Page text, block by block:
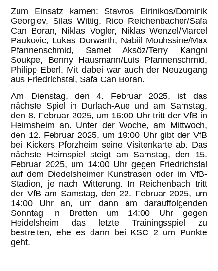
Zum Einsatz kamen: Stavros Eirinikos/Dominik
Georgiev, Silas Wittig, Rico Reichenbacher/Safa
Can Boran, Niklas Vogler, Niklas Wenzel/Marcel
Paukovic, Lukas Dorwarth, Nabiil Mouhssine/Max
Pfannenschmid, Samet Aksöz/Terry Kangni
Soukpe, Benny Hausmann/Luis Pfannenschmid,
Philipp Eberl. Mit dabei war auch der Neuzugang
aus Friedrichstal, Safa Can Boran.
Am Dienstag, den 4. Februar 2025, ist das
nächste Spiel in Durlach-Aue und am Samstag,
den 8. Februar 2025, um 16:00 Uhr tritt der VfB in
Heimsheim an. Unter der Woche, am Mittwoch,
den 12. Februar 2025, um 19:00 Uhr gibt der VfB
bei Kickers Pforzheim seine Visitenkarte ab. Das
nächste Heimspiel steigt am Samstag, den 15.
Februar 2025, um 14:00 Uhr gegen Friedrichstal
auf dem Diedelsheimer Kunstrasen oder im VfB-
Stadion, je nach Witterung. In Reichenbach tritt
der VfB am Samstag, den 22. Februar 2025, um
14:00 Uhr an, um dann am darauffolgenden
Sonntag in Bretten um 14:00 Uhr gegen
Heidelsheim das letzte Trainingsspiel zu
bestreiten, ehe es dann bei KSC 2 um Punkte
geht.